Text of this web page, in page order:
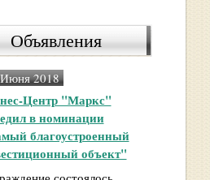
Объявления
2018
Центр "Маркс"
в номинации
благоустроенный
объект"